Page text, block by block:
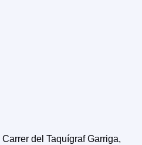
Carrer del Taquígraf Garriga,